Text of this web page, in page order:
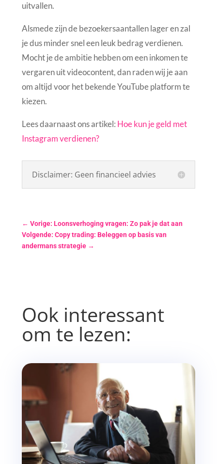
uitvallen.
Alsmede zijn de bezoekersaantallen lager en zal
je dus minder snel een leuk bedrag verdienen.
Mocht je de ambitie hebben om een inkomen te
vergaren uit videocontent, dan raden wij je aan
om altijd voor het bekende YouTube platform te
kiezen.
Lees daarnaast ons artikel: Hoe kun je geld met
Instagram verdienen?
Disclaimer: Geen financieel advies
← Vorige: Loonsverhoging vragen: Zo pak je dat aan
Volgende: Copy trading: Beleggen op basis van
andermans strategie→
Ook interessant
om te lezen: